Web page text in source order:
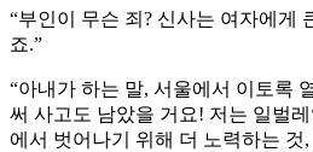
“부인이 무슨 죄? 신사는 여자에게
죠.”
“아내가 하는 말, 서울에서 이토록
써 사고도 남았을 거요! 저는 일벌
에서 벗어나기 위해 더 노력하는 것